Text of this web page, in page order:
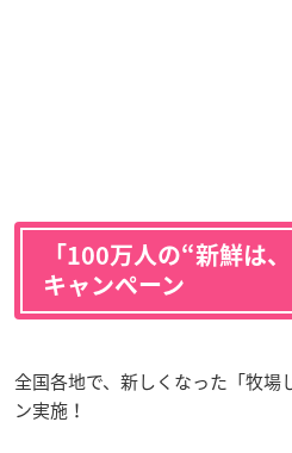
「100万人の“新鮮は
キャンペーン
全国各地で、新しくなった「牧場
ン実施！